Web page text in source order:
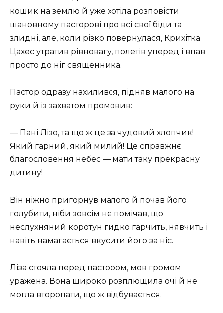
кошик на землю й уже хотіла розповісти
шановному пасторові про всі свої біди та
злидні, але, коли різко повернулася, Крихітка
Цахес утратив рівновагу, полетів уперед і впав
просто до ніг священника.
Пастор одразу нахилився, підняв малого на
руки й із захватом промовив:
— Пані Лізо, та що ж це за чудовий хлопчик!
Який гарний, який милий! Це справжнє
благословення небес — мати таку прекрасну
дитину!
Він ніжно пригорнув малого й почав його
голубити, ніби зовсім не помічав, що
неслухняний коротун гидко гарчить, нявчить і
навіть намагається вкусити його за ніс.
Ліза стояла перед пастором, мов громом
уражена. Вона широко розплющила очі й не
могла второпати, що ж відбувається.